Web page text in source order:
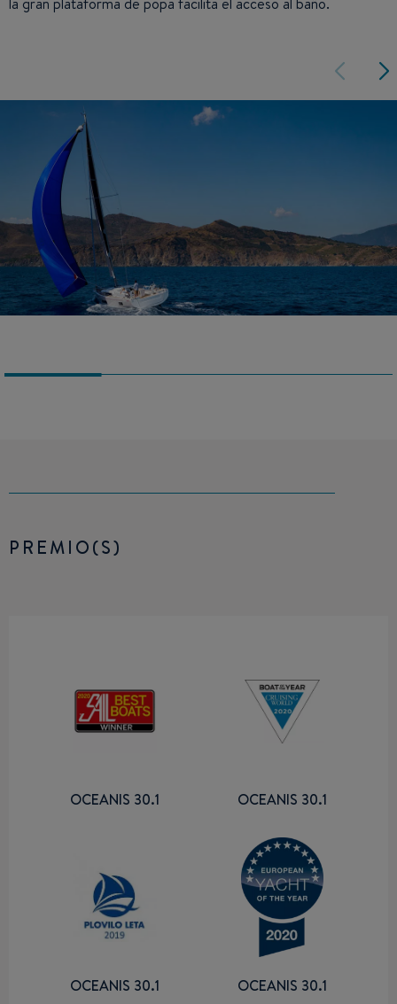
PREMIO(S)
OCEANIS 30.1 OCEANIS 30.1
OCEANIS 30.1 OCEANIS 30.1